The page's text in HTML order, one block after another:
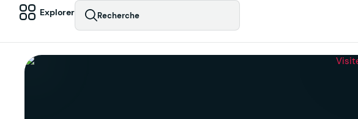
Explorer Recherche